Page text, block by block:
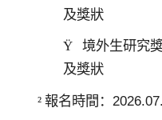
及獎狀
Ÿ 境外生研究獎
及獎狀
² 報名時間：